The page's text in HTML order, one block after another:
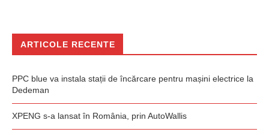
ARTICOLE RECENTE
PPC blue va instala stații de încărcare pentru mașini electrice la
Dedeman
XPENG s-a lansat în România, prin AutoWallis